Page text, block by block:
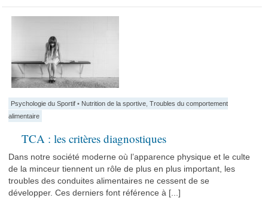
Psychologie du Sportif • Nutrition de la sportive ,Troubles du comportement
alimentaire
TCA : les critères diagnostiques
Dans notre société moderne où l’apparence physique et le culte
de la minceur tiennent un rôle de plus en plus important, les
troubles des conduites alimentaires ne cessent de se
développer. Ces derniers font référence à [...]